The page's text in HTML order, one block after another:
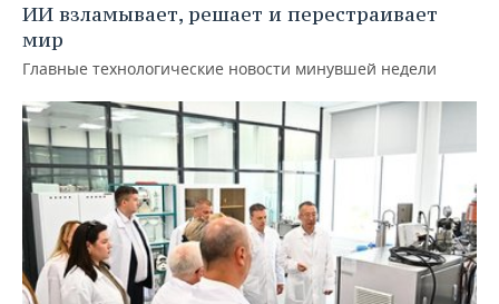
ИИ взламывает, решает и перестраивает
мир
Главные технологические новости минувшей недели